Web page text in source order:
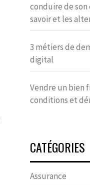
conduire de son
savoir et les
3 métiers de
digital
Vendre un bien
conditions et
CATÉGORIES
Assurance